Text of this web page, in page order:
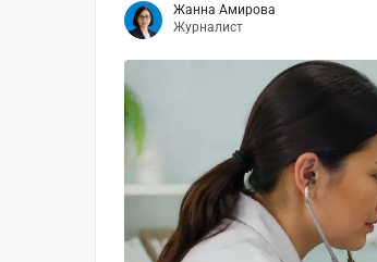
Жанна Амирова
Журналист